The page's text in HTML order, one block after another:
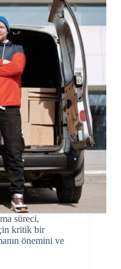
süreci,
kritik bir
önemini ve